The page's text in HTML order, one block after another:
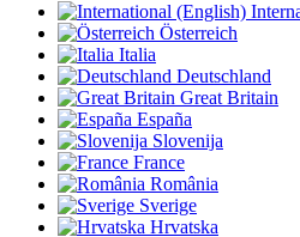
Österreich
Italia
Deutschland
Great Britain
España
Slovenija
France
România
Sverige
Hrvatska